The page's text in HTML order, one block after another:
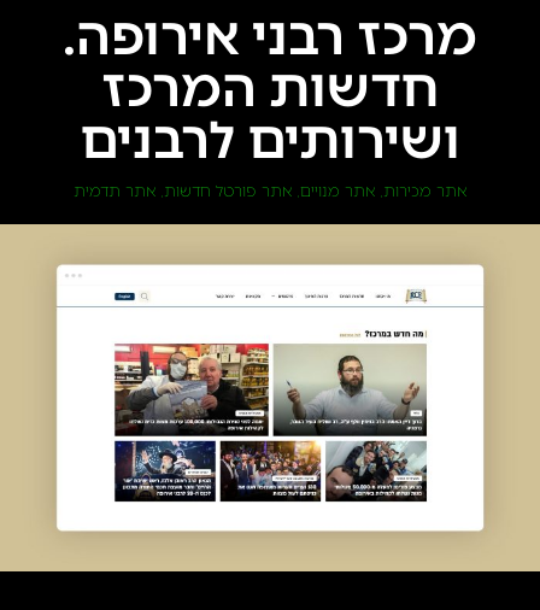
מרכז רבני אירופה.
חדשות המרכז
ושירותים לרבנים
אתר מכירות אתר מנויים אתר פורטל חדשות אתר תדמית